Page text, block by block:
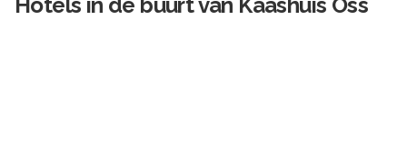
Hotels in de buurt van Kaashuis Oss